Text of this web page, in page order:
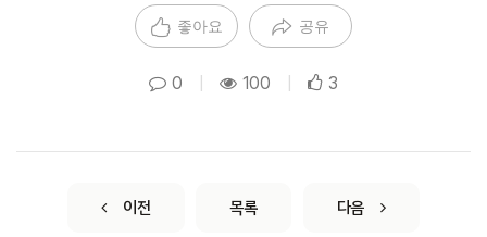
좋아요 공유
0 100 3
이전 목록 다음